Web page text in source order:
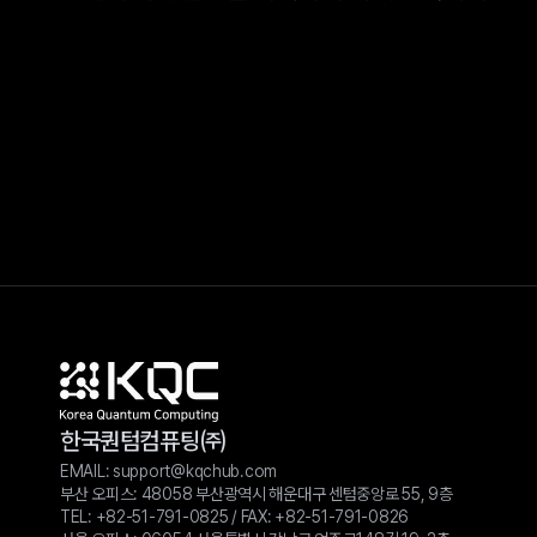
한국퀀텀컴퓨팅㈜
EMAIL: support@kqchub.com
부산 오피스: 48058 부산광역시 해운대구 센텀중앙로 55, 9층
TEL: +82-51-791-0825 / FAX: +82-51-791-0826